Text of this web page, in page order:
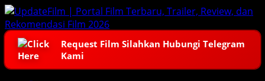
Skip
to
content
Request Film Silahkan Hubungi Telegram
Kami